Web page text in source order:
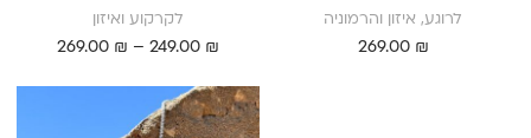
לרוגע, איזון והרמוניה
269.00 ₪
לקרקוע ואיזון
249.00 ₪
–
269.00 ₪
טווח